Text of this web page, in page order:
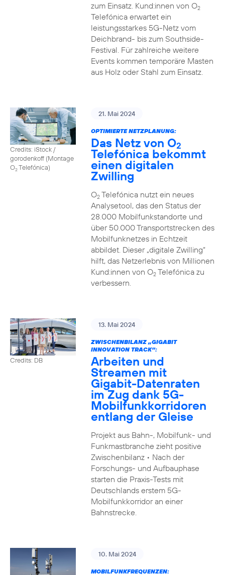
zum Einsatz. Kund:innen von O2
Telefónica erwartet ein
leistungsstarkes 5G-Netz vom
Deichbrand- bis zum Southside-
Festival. Für zahlreiche weitere
Events kommen temporäre Masten
aus Holz oder Stahl zum Einsatz.
Credits: iStock /
gorodenkoff (Montage
O2Telefónica)
21. Mai 2024
OPTIMIERTE NETZPLANUNG:
Das Netz von O2
Telefónica bekommt
einen digitalen
Zwilling
O2Telefónica nutzt ein neues
Analysetool, das den Status der
28.000 Mobilfunkstandorte und
über 50.000 Transportstrecken des
Mobilfunknetzes in Echtzeit
abbildet. Dieser „digitale Zwilling“
hilft, das Netzerlebnis von Millionen
Kund:innen von O2Telefónica zu
verbessern.
Credits: DB
13. Mai 2024
ZWISCHENBILANZ „GIGABIT
INNOVATION TRACK“:
Arbeiten und
Streamen mit
Gigabit-Datenraten
im Zug dank 5G-
Mobilfunkkorridoren
entlang der Gleise
Projekt aus Bahn-, Mobilfunk- und
Funkmastbranche zieht positive
Zwischenbilanz • Nach der
Forschungs- und Aufbauphase
starten die Praxis-Tests mit
Deutschlands erstem 5G-
Mobilfunkkorridor an einer
Bahnstrecke.
10. Mai 2024
MOBILFUNKFREQUENZEN: